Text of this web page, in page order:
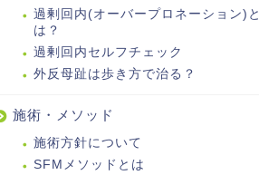
過剰回内(オーバープロネーション)と
は？
過剰回内セルフチェック
外反母趾は歩き方で治る？
施術・メソッド
施術方針について
SFMメソッドとは